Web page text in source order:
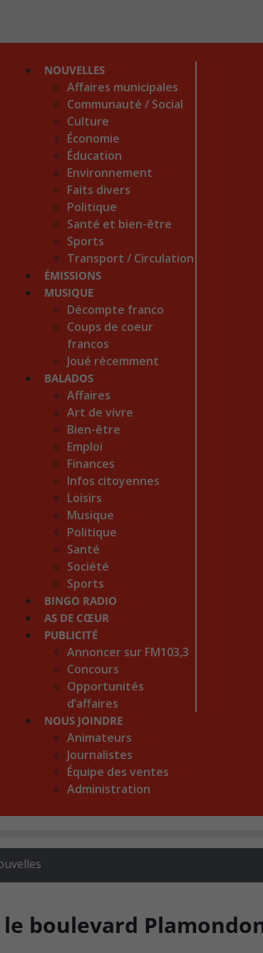
NOUVELLES
Affaires municipales
Communauté / Social
Culture
Économie
Éducation
Environnement
Faits divers
Politique
Santé et bien-être
Sports
Transport / Circulation
ÉMISSIONS
MUSIQUE
Décompte franco
Coups de coeur
francos
Joué récemment
BALADOS
Affaires
Art de vivre
Bien-être
Emploi
Finances
Infos citoyennes
Loisirs
Musique
Politique
Santé
Société
Sports
BINGO RADIO
AS DE CŒUR
PUBLICITÉ
Annoncer sur FM103,3
Concours
Opportunités
d’affaires
NOUS JOINDRE
Animateurs
Journalistes
Équipe des ventes
Administration
boulevard